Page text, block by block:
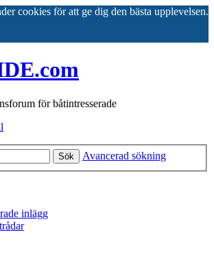
cookies för att ge dig den bästa upplevelsen.
för båtintresserade
Sök Avancerad sökning
inlägg